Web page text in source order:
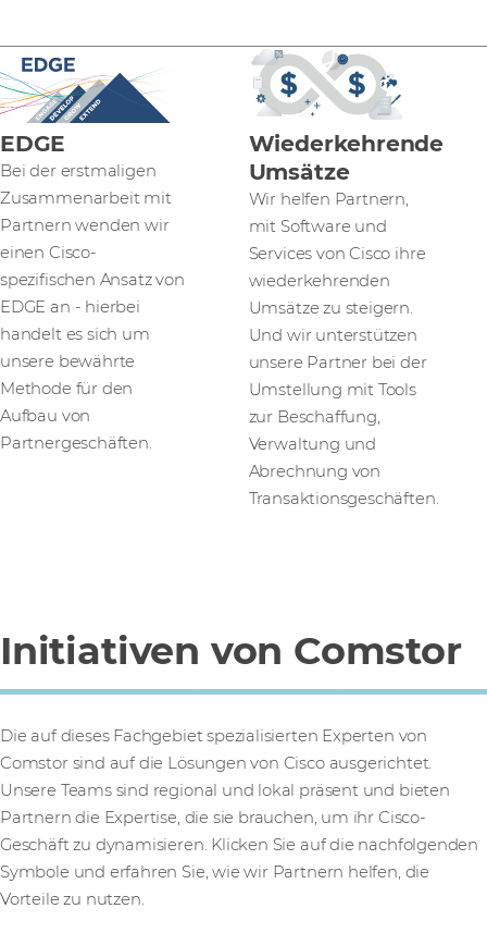
EDGE
Bei der erstmaligen
Zusammenarbeit mit
Partnern wenden wir
einen Cisco-
spezifischen Ansatz von
EDGE an - hierbei
handelt es sich um
unsere bewährte
Methode für den
Aufbau von
Partnergeschäften.
Wiederkehrende
Umsätze
Wir helfen Partnern,
mit Software und
Services von Cisco ihre
wiederkehrenden
Umsätze zu steigern.
Und wir unterstützen
unsere Partner bei der
Umstellung mit Tools
zur Beschaffung,
Verwaltung und
Abrechnung von
Transaktionsgeschäften.
Initiativen von Comstor
Die auf dieses Fachgebiet spezialisierten Experten von
Comstor sind auf die Lösungen von Cisco ausgerichtet.
Unsere Teams sind regional und lokal präsent und bieten
Partnern die Expertise, die sie brauchen, um ihr Cisco-
Geschäft zu dynamisieren. Klicken Sie auf die nachfolgenden
Symbole und erfahren Sie, wie wir Partnern helfen, die
Vorteile zu nutzen.